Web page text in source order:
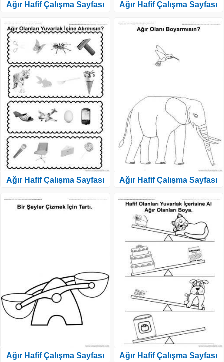
Ağır Hafif Çalışma Sayfası
Ağır Hafif Çalışma Sayfası
Ağır Hafif Çalışma Sayfası
Ağır Hafif Çalışma Sayfası
Ağır Hafif Çalışma Sayfası
Ağır Hafif Çalışma Sayfası